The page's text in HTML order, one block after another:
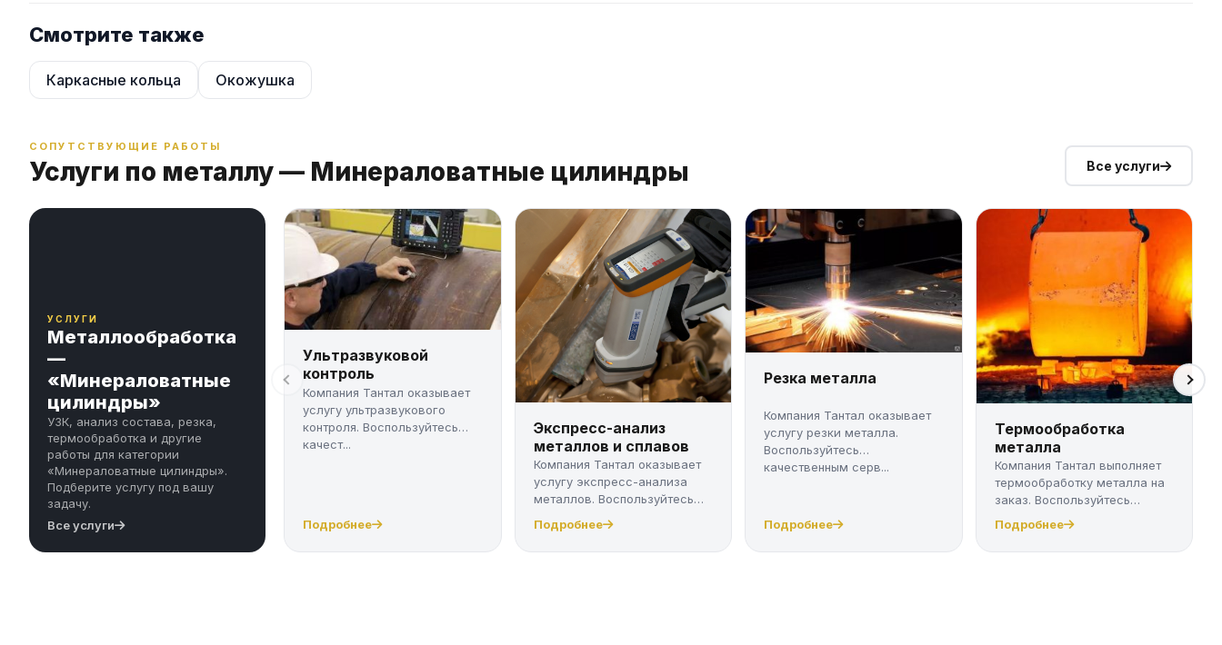
Смотрите также
Каркасные кольца Окожушка
СОПУТСТВУЮЩИЕ РАБОТЫ
Услуги по металлу — Минераловатные цилиндры Все услуги
УСЛУГИ
Металлообработка
—
«Минераловатные
цилиндры»
УЗК, анализ состава, резка,
термообработка и другие
работы для категории
«Минераловатные цилиндры».
Подберите услугу под вашу
задачу.
Все услуги
Ультразвуковой
контроль
Компания Тантал оказывает
услугу ультразвукового
контроля. Воспользуйтесь
качест...
Подробнее
Экспресс-анализ
металлов и сплавов
Компания Тантал оказывает
услугу экспресс-анализа
металлов. Воспользуйтесь
Подробнее
Резка металла
Компания Тантал оказывает
услугу резки металла.
Воспользуйтесь
качественным серв...
Подробнее
Термообработка
металла
Компания Тантал выполняет
термообработку металла на
заказ. Воспользуйтесь
качест...
Подробнее